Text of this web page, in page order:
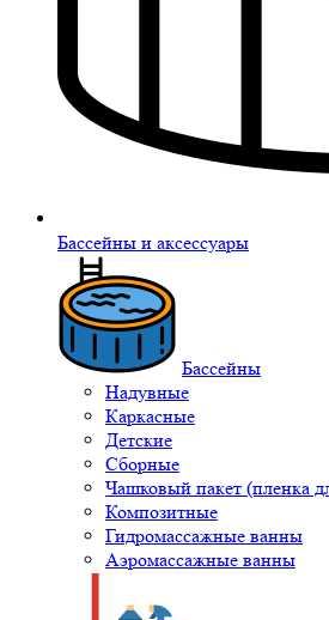
Бассейны и аксессуары
Бассейны
Надувные
Каркасные
Детские
Сборные
Чашковый пакет (пленка
Композитные
Гидромассажные ванны
Аэромассажные ванны